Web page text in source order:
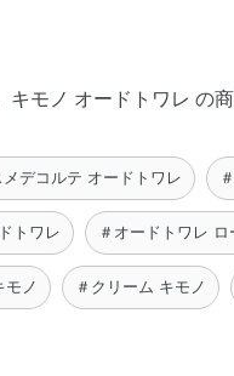
モノ オードトワレ の
メデコルテ オードトワレ
トワレ ＃オードトワレ ロ
モノ ＃クリーム キモノ